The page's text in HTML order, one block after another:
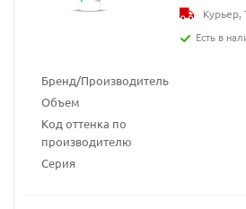
Бренд/Производитель
Объем
Код оттенка по
производителю
Серия
Курьер,
Есть в